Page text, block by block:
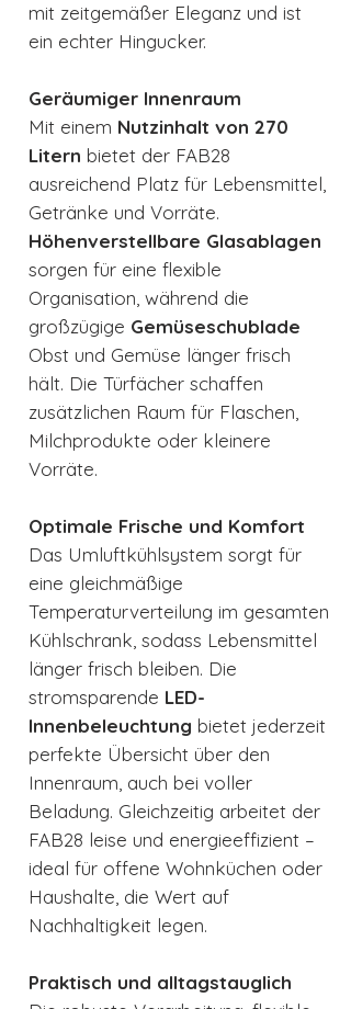
mit zeitgemäßer Eleganz und ist
ein echter Hingucker.
Geräumiger Innenraum
Mit einem Nutzinhalt von 270
Litern bietet der FAB28
ausreichend Platz für Lebensmittel,
Getränke und Vorräte.
Höhenverstellbare Glasablagen
sorgen für eine flexible
Organisation, während die
großzügige Gemüseschublade
Obst und Gemüse länger frisch
hält. Die Türfächer schaffen
zusätzlichen Raum für Flaschen,
Milchprodukte oder kleinere
Vorräte.
Optimale Frische und Komfort
Das Umluftkühlsystem sorgt für
eine gleichmäßige
Temperaturverteilung im gesamten
Kühlschrank, sodass Lebensmittel
länger frisch bleiben. Die
stromsparende LED-
Innenbeleuchtung bietet jederzeit
perfekte Übersicht über den
Innenraum, auch bei voller
Beladung. Gleichzeitig arbeitet der
FAB28 leise und energieeffizient –
ideal für offene Wohnküchen oder
Haushalte, die Wert auf
Nachhaltigkeit legen.
Praktisch und alltagstauglich